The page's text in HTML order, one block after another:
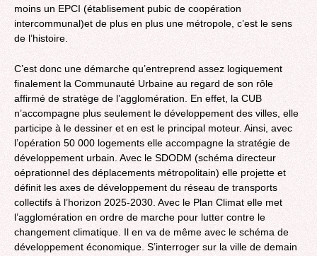
moins un EPCI (établisement pubic de coopération
intercommunal)et de plus en plus une métropole, c’est le sens
de l’histoire.
C’est donc une démarche qu’entreprend assez logiquement
finalement la Communauté Urbaine au regard de son rôle
affirmé de stratège de l’agglomération. En effet, la CUB
n’accompagne plus seulement le développement des villes, elle
participe à le dessiner et en est le principal moteur. Ainsi, avec
l’opération 50 000 logements elle accompagne la stratégie de
développement urbain. Avec le SDODM (schéma directeur
oéprationnel des déplacements métropolitain) elle projette et
définit les axes de développement du réseau de transports
collectifs à l’horizon 2025-2030. Avec le Plan Climat elle met
l’agglomération en ordre de marche pour lutter contre le
changement climatique. Il en va de même avec le schéma de
développement économique. S’interroger sur la ville de demain